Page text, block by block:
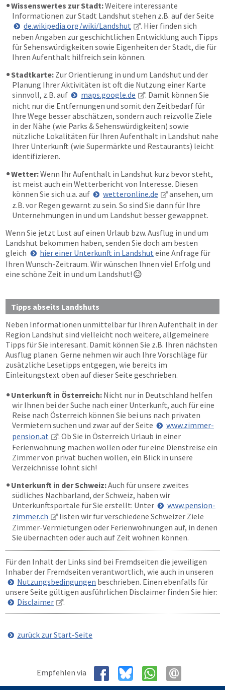
Wissenswertes zur Stadt:Weitere interessante
Informationen zur Stadt Landshut stehen z.B. auf der Seite
de.wikipedia.org/wiki/Landshut
. Hier finden sich
neben Angaben zur geschichtlichen Entwicklung auch Tipps
für Sehenswürdigkeiten sowie Eigenheiten der Stadt, die für
Ihren Aufenthalt hilfreich sein können.
Stadtkarte: Zur Orientierung in und um Landshut und der
Planung Ihrer Aktivitäten ist oft die Nutzung einer Karte
sinnvoll, z.B. auf
maps.google.de
. Damit können Sie
nicht nur die Entfernungen und somit den Zeitbedarf für
Ihre Wege besser abschätzen, sondern auch reizvolle Ziele
in der Nähe (wie Parks & Sehenswürdigkeiten) sowie
nützliche Lokalitäten für Ihren Aufenthalt in Landshut nahe
Ihrer Unterkunft (wie Supermärkte und Restaurants) leicht
identifizieren.
Wetter:Wenn Ihr Aufenthalt in Landshut kurz bevor steht,
ist meist auch ein Wetterbericht von Interesse. Diesen
können Sie sich u.a. auf
wetteronline.de
ansehen, um
z.B. vor Regen gewarnt zu sein. So sind Sie dann für Ihre
Unternehmungen in und um Landshut besser gewappnet.
Wenn Sie jetzt Lust auf einen Urlaub bzw. Ausflug in und um
Landshut bekommen haben, senden Sie doch am besten
gleich
hier einer Unterkunft in Landshut eine Anfrage für
Ihren Wunsch-Zeitraum. Wir wünschen Ihnen viel Erfolg und
eine schöne Zeit in und um Landshut! 
Tipps abseits Landshuts
Neben Informationen unmittelbar für Ihren Aufenthalt in der
Region Landshut sind vielleicht noch weitere, allgemeinere
Tipps für Sie interesant. Damit können Sie z.B. Ihren nächsten
Ausflug planen. Gerne nehmen wir auch Ihre Vorschläge für
zusätzliche Lesetipps entgegen, wie bereits im
Einleitungstext oben auf dieser Seite geschrieben.
Unterkunft in Österreich: Nicht nur in Deutschland helfen
wir Ihnen bei der Suche nach einer Unterkunft, auch für eine
Reise nach Österreich können Sie bei uns nach privaten
Vermietern suchen und zwar auf der Seite
www.zimmer-
pension.at
. Ob Sie in Österreich Urlaub in einer
Ferienwohnung machen wollen oder für eine Dienstreise ein
Zimmer von privat buchen wollen, ein Blick in unsere
Verzeichnisse lohnt sich!
Unterkunft in der Schweiz:Auch für unsere zweites
südliches Nachbarland, der Schweiz, haben wir
Unterkunftsportale für Sie erstellt: Unter
www.pension-
zimmer.ch
listen wir für verschiedene Schweizer Ziele
Zimmer-Vermietungen oder Ferienwohnungen auf, in denen
Sie übernachten oder auch auf Zeit wohnen können.
Für den Inhalt der Links sind bei Fremdseiten die jeweiligen
Inhaber der Fremdseiten verantwortlich, wie auch in unseren
Nutzungsbedingungen beschrieben. Einen ebenfalls für
unsere Seite gültigen ausführlichen Disclaimer finden Sie hier:
Disclaimer
.
zurück zur Start-Seite
Empfehlen via